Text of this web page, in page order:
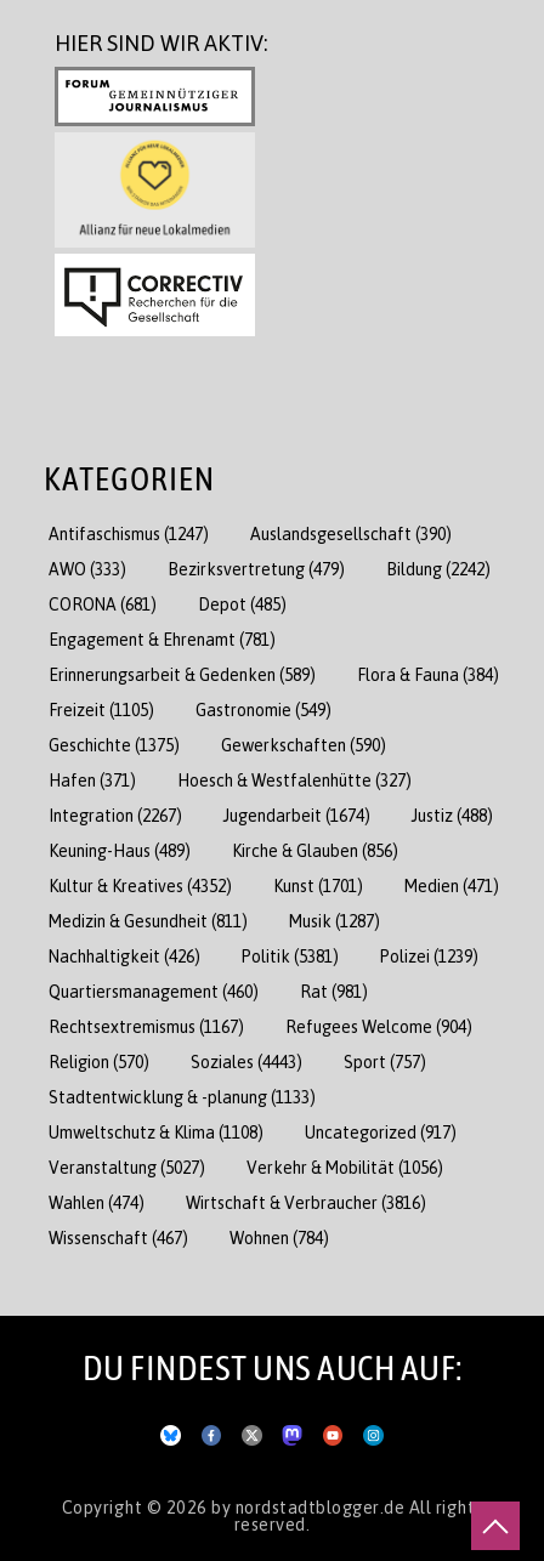
HIER SIND WIR AKTIV:
KATEGORIEN
Antifaschismus (1247) Auslandsgesellschaft (390)
AWO (333) Bezirksvertretung(479) Bildung(2242)
CORONA (681) Depot (485)
Engagement & Ehrenamt (781)
Erinnerungsarbeit & Gedenken (589) Flora & Fauna (384)
Freizeit (1105) Gastronomie (549)
Geschichte (1375) Gewerkschaften (590)
Hafen (371) Hoesch & Westfalenhütte (327)
Integration (2267) Jugendarbeit (1674) Justiz(488)
Keuning-Haus (489) Kirche & Glauben (856)
Kultur & Kreatives (4352) Kunst (1701) Medien (471)
Medizin & Gesundheit (811) Musik (1287)
Nachhaltigkeit (426) Politik (5381) Polizei (1239)
Quartiersmanagement (460) Rat (981)
Rechtsextremismus (1167) Refugees Welcome (904)
Religion (570) Soziales (4443) Sport (757)
Stadtentwicklung & -planung(1133)
Umweltschutz & Klima (1108) Uncategorized (917)
Veranstaltung(5027) Verkehr & Mobilität (1056)
Wahlen (474) Wirtschaft & Verbraucher(3816)
Wissenschaft (467) Wohnen (784)
DU FINDEST UNS AUCH AUF:
Copyright © 2026 by nordstadtblogger.de All rights
reserved.